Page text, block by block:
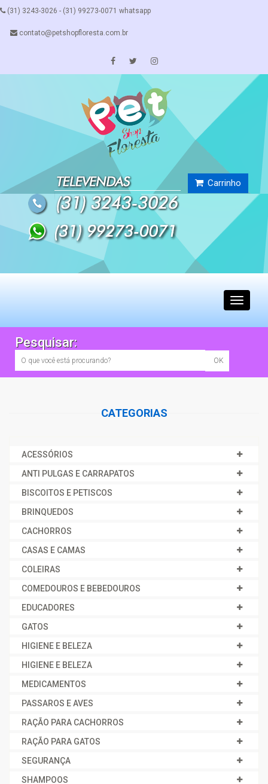
(31) 3243-3026 - (31) 99273-0071 whatsapp
contato@petshopfloresta.com.br
Carrinho
Toggle
Pesquisar:
CATEGORIAS
ACESSÓRIOS
ANTI PULGAS E CARRAPATOS
BISCOITOS E PETISCOS
BRINQUEDOS
CACHORROS
CASAS E CAMAS
COLEIRAS
COMEDOUROS E BEBEDOUROS
EDUCADORES
GATOS
HIGIENE E BELEZA
HIGIENE E BELEZA
MEDICAMENTOS
PASSAROS E AVES
RAÇÃO PARA CACHORROS
RAÇÃO PARA GATOS
SEGURANÇA
SHAMPOOS